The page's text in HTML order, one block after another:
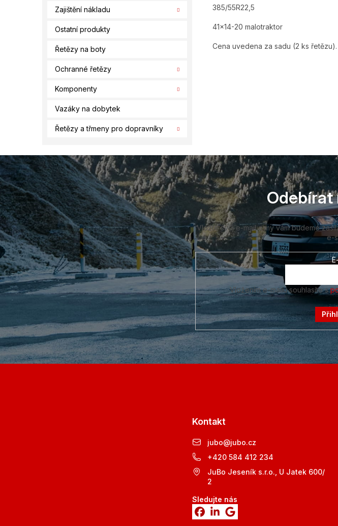
Zajištění nákladu
Ostatní produkty
Řetězy na boty
Ochranné řetězy
Komponenty
Vazáky na dobytek
Řetězy a třmeny pro dopravníky
385/55R22,5
41x14-20 malotraktor
Cena uvedena za sadu (2 ks řetězu).
Z
á
p
a
t
í
Vložte svůj e-mail a my vám budeme
e-
Vložením e-mailu souhlasíte s
Kontakt
jubo@jubo.cz
+420 584 412 234
JuBo Jeseník s.r.o., U Jatek 600/
2
Sledujte nás